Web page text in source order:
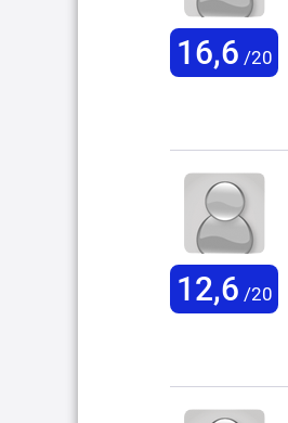
16,6 /20
12,6 /20